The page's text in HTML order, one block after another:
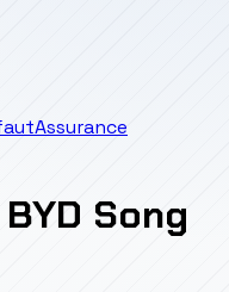
Assurance
BYD Song